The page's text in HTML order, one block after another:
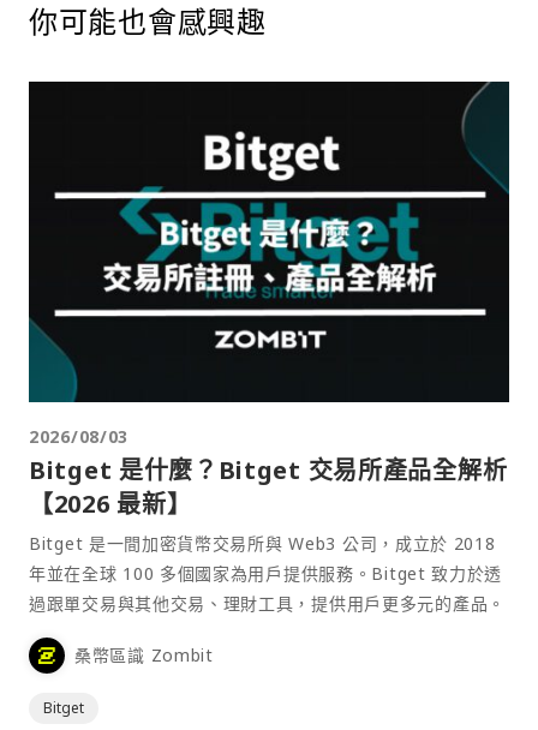
你可能也會感興趣
2026/08/03
Bitget 是什麼？Bitget 交易所產品全解析
【2026 最新】
Bitget 是一間加密貨幣交易所與 Web3 公司，成立於 2018
年並在全球 100 多個國家為用戶提供服務。Bitget 致力於透
過跟單交易與其他交易、理財工具，提供用戶更多元的產品。
桑幣區識 Zombit
Bitget